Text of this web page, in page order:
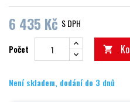
6 435 Kč S DPH
Počet 
Není skladem, dodání do 3 dnů